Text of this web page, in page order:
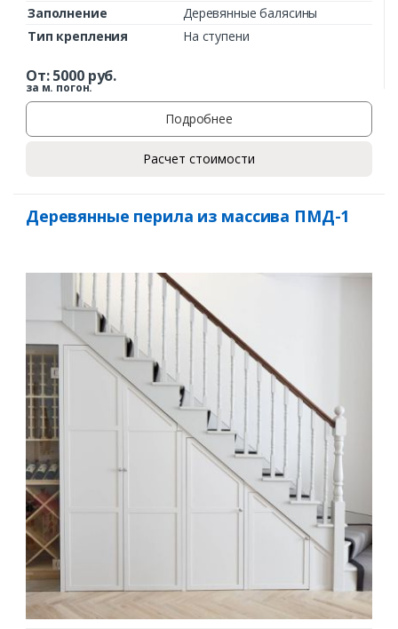
Заполнение
Деревянные балясины
Тип крепления
На ступени
От:5000руб.
за м. погон.
Подробнее
Расчет стоимости
Деревянные перила из массива ПМД-1